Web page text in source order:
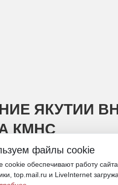
ЯКУТИИ
КМНС
на
файлы cookie
обеспечивают работу
top.mail.ru и LiveInternet